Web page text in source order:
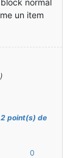
un item
2 point(s) de
0